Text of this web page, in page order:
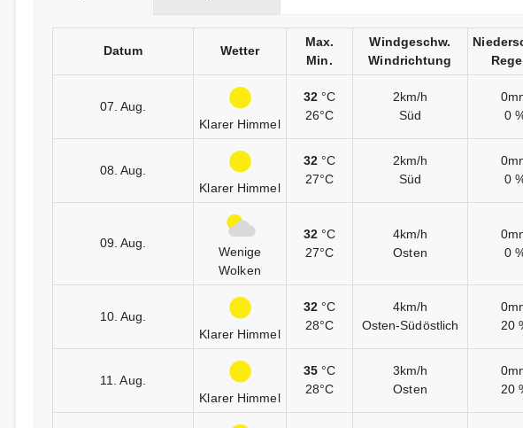
Datum Wetter
Max.
Min.
Windgeschw.
Windrichtung
07. Aug.
Klarer Himmel
32 °C
26°C
2km/h
Süd
0
08. Aug.
Klarer Himmel
32 °C
27°C
2km/h
Süd
0
09. Aug.
Wenige
Wolken
32 °C
27°C
4km/h
Osten
0
10. Aug.
Klarer Himmel
32 °C
28°C
4km/h
Osten-Südöstlich
20
11. Aug.
Klarer Himmel
35 °C
28°C
3km/h
Osten
20